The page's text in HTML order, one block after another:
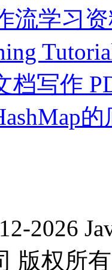
流学习资
档写作
2026
版权所有